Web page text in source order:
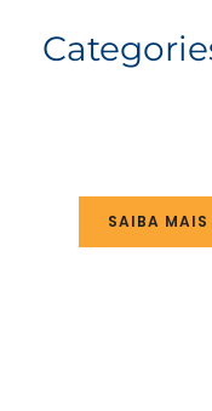
SAIBA MAIS